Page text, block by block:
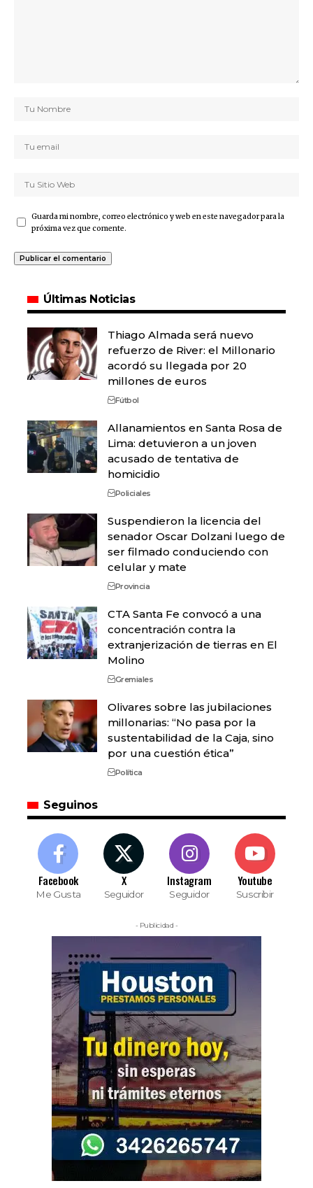
Guarda mi nombre, correo electrónico y web en este navegador para la
próxima vez que comente.
Últimas Noticias
Thiago Almada será nuevo
refuerzo de River: el Millonario
acordó su llegada por 20
millones de euros
Fútbol
Allanamientos en Santa Rosa de
Lima: detuvieron a un joven
acusado de tentativa de
homicidio
Policiales
Suspendieron la licencia del
senador Oscar Dolzani luego de
ser filmado conduciendo con
celular y mate
Provincia
CTA Santa Fe convocó a una
concentración contra la
extranjerización de tierras en El
Molino
Gremiales
Olivares sobre las jubilaciones
millonarias: “No pasa por la
sustentabilidad de la Caja, sino
por una cuestión ética”
Política
Seguinos
Facebook
Me Gusta
X
Seguidor
Instagram
Seguidor
Youtube
Suscribir
- Publicidad -